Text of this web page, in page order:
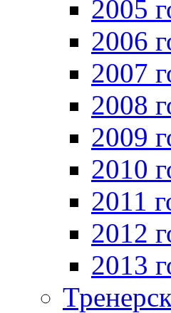
2005
2006
2007
2008
2009
2010
2011
2012
2013